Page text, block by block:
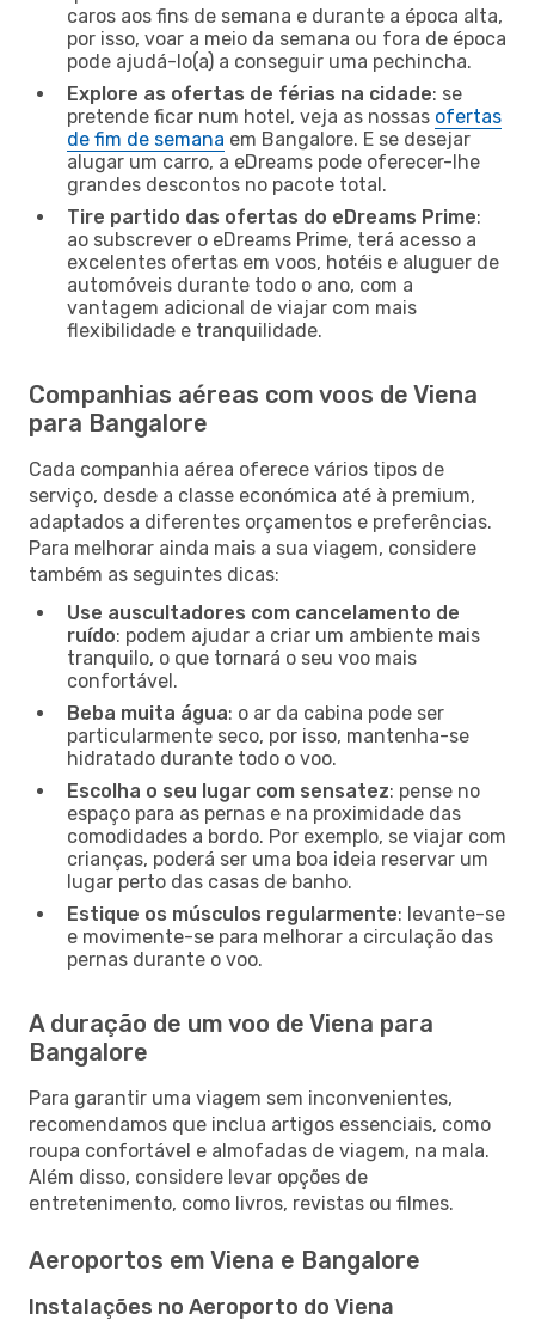
caros aos fins de semana e durante a época alta,
por isso, voar a meio da semana ou fora de época
pode ajudá-lo(a) a conseguir uma pechincha.
Explore as ofertas de férias na cidade: se
pretende ficar num hotel, veja as nossas ofertas
de fim de semana em Bangalore. E se desejar
alugar um carro, a eDreams pode oferecer-lhe
grandes descontos no pacote total.
Tire partido das ofertas do eDreams Prime:
ao subscrever o eDreams Prime, terá acesso a
excelentes ofertas em voos, hotéis e aluguer de
automóveis durante todo o ano, com a
vantagem adicional de viajar com mais
flexibilidade e tranquilidade.
Companhias aéreas com voos de Viena
para Bangalore
Cada companhia aérea oferece vários tipos de
serviço, desde a classe económica até à premium,
adaptados a diferentes orçamentos e preferências.
Para melhorar ainda mais a sua viagem, considere
também as seguintes dicas:
Use auscultadores com cancelamento de
ruído: podem ajudar a criar um ambiente mais
tranquilo, o que tornará o seu voo mais
confortável.
Beba muita água: o ar da cabina pode ser
particularmente seco, por isso, mantenha-se
hidratado durante todo o voo.
Escolha o seu lugar com sensatez: pense no
espaço para as pernas e na proximidade das
comodidades a bordo. Por exemplo, se viajar com
crianças, poderá ser uma boa ideia reservar um
lugar perto das casas de banho.
Estique os músculos regularmente: levante-se
e movimente-se para melhorar a circulação das
pernas durante o voo.
A duração de um voo de Viena para
Bangalore
Para garantir uma viagem sem inconvenientes,
recomendamos que inclua artigos essenciais, como
roupa confortável e almofadas de viagem, na mala.
Além disso, considere levar opções de
entretenimento, como livros, revistas ou filmes.
Aeroportos em Viena e Bangalore
Instalações no Aeroporto do Viena